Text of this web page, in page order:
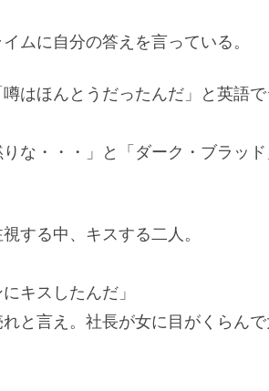
ムに自分の答えを言っている。
はほんとうだったんだ」と英語
な・・・」と「ダーク・ブラッ
する中、キスする二人。
キスしたんだ」
と言え。社長が女に目がくらん